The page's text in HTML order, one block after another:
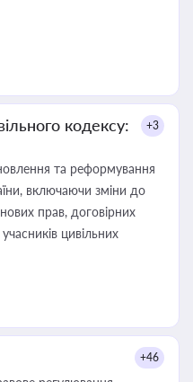
кодексу:
+3
та реформування
включаючи зміни до
прав, договірних
цивільних
+46